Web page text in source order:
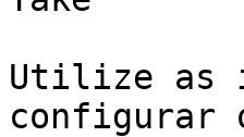
Utilize as
configurar